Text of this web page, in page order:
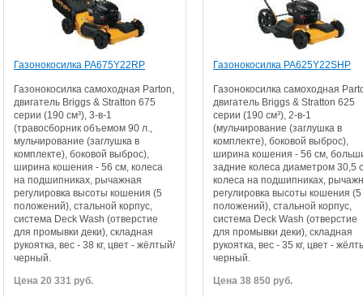
Газонокосилка PA675Y22RP
Газонокосилка самоходная Parton,
двигатель Briggs & Stratton 675
серии (190 см³), 3-в-1
(травосборник объемом 90 л.,
мульчирование (заглушка в
комплекте), боковой выброс),
ширина кошения - 56 см, колеса
на подшипниках, рычажная
регулировка высоты кошения (5
положений), стальной корпус,
система Deck Wash (отверстие
для промывки деки), складная
рукоятка, вес - 38 кг, цвет - жёлтый/
черный.
Цена 20 331 руб.
Газонокосилка PA625Y22SHP
Газонокосилка самоходная
двигатель Briggs & Stratton 625
серии (190 см³), 2-в-1
(мульчирование (заглушка в
комплекте), боковой выброс),
ширина кошения - 56 см,
задние колеса диаметром 30,5
колеса на подшипниках,
регулировка высоты кошения (5
положений), стальной корпус,
система Deck Wash (отверстие
для промывки деки), складная
рукоятка, вес - 35 кг, цвет -
черный.
Цена 38 850 руб.